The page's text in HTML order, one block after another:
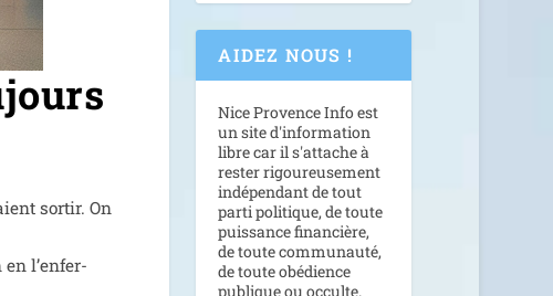
sor­tir. On
en l’en­fer­
AIDEZ NOUS !
Nice Provence Info est
un site d'information
libre car il s'attache à
rester rigoureusement
indépendant de tout
parti politique, de toute
puissance financière,
de toute communauté,
de toute obédience
publique ou occulte.